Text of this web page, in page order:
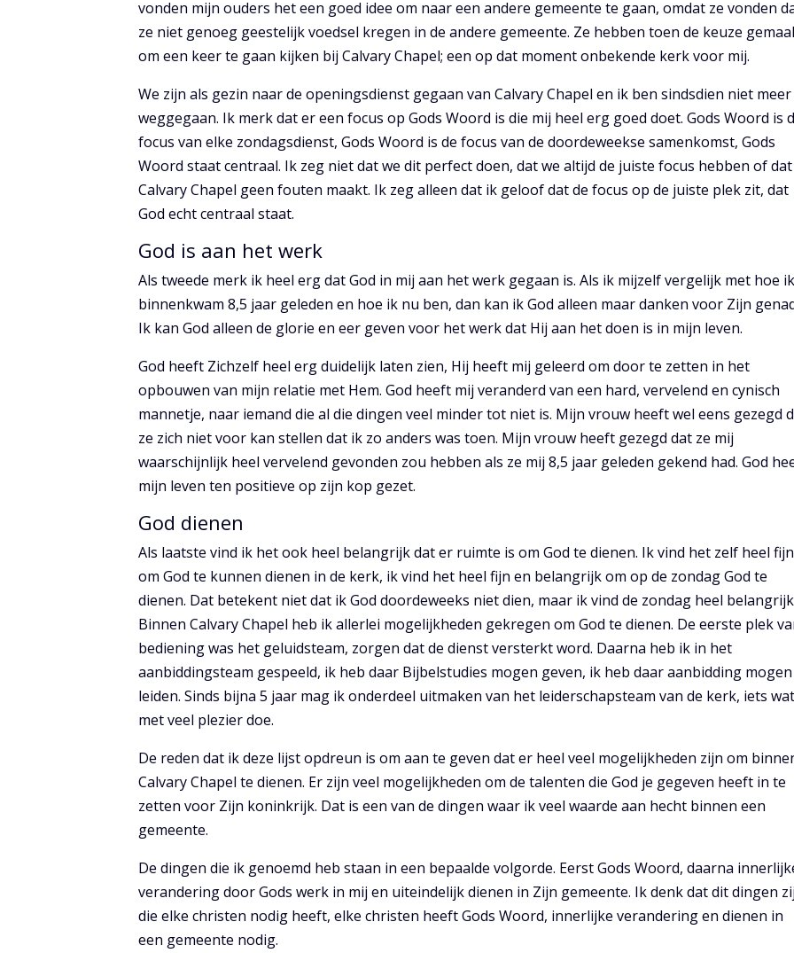
vonden mijn ouders het een goed idee om naar een andere gemeente te gaan, omdat ze vonden
ze niet genoeg geestelijk voedsel kregen in de andere gemeente. Ze hebben toen de keuze
om een keer te gaan kijken bij Calvary Chapel; een op dat moment onbekende kerk voor mij.
We zijn als gezin naar de openingsdienst gegaan van Calvary Chapel en ik ben sindsdien niet meer
weggegaan. Ik merk dat er een focus op Gods Woord is die mij heel erg goed doet. Gods Woord is
focus van elke zondagsdienst, Gods Woord is de focus van de doordeweekse samenkomst, Gods
Woord staat centraal. Ik zeg niet dat we dit perfect doen, dat we altijd de juiste focus hebben of dat
Calvary Chapel geen fouten maakt. Ik zeg alleen dat ik geloof dat de focus op de juiste plek zit, dat
God echt centraal staat.
God is aan het werk
Als tweede merk ik heel erg dat God in mij aan het werk gegaan is. Als ik mijzelf vergelijk met hoe ik
binnenkwam 8,5 jaar geleden en hoe ik nu ben, dan kan ik God alleen maar danken voor Zijn
Ik kan God alleen de glorie en eer geven voor het werk dat Hij aan het doen is in mijn leven.
God heeft Zichzelf heel erg duidelijk laten zien, Hij heeft mij geleerd om door te zetten in het
opbouwen van mijn relatie met Hem. God heeft mij veranderd van een hard, vervelend en cynisch
mannetje, naar iemand die al die dingen veel minder tot niet is. Mijn vrouw heeft wel eens gezegd
ze zich niet voor kan stellen dat ik zo anders was toen. Mijn vrouw heeft gezegd dat ze mij
waarschijnlijk heel vervelend gevonden zou hebben als ze mij 8,5 jaar geleden gekend had. God
mijn leven ten positieve op zijn kop gezet.
God dienen
Als laatste vind ik het ook heel belangrijk dat er ruimte is om God te dienen. Ik vind het zelf heel fijn
om God te kunnen dienen in de kerk, ik vind het heel fijn en belangrijk om op de zondag God te
dienen. Dat betekent niet dat ik God doordeweeks niet dien, maar ik vind de zondag heel
Binnen Calvary Chapel heb ik allerlei mogelijkheden gekregen om God te dienen. De eerste plek
bediening was het geluidsteam, zorgen dat de dienst versterkt word. Daarna heb ik in het
aanbiddingsteam gespeeld, ik heb daar Bijbelstudies mogen geven, ik heb daar aanbidding mogen
leiden. Sinds bijna 5 jaar mag ik onderdeel uitmaken van het leiderschapsteam van de kerk, iets
met veel plezier doe.
De reden dat ik deze lijst opdreun is om aan te geven dat er heel veel mogelijkheden zijn om
Calvary Chapel te dienen. Er zijn veel mogelijkheden om de talenten die God je gegeven heeft in te
zetten voor Zijn koninkrijk. Dat is een van de dingen waar ik veel waarde aan hecht binnen een
gemeente.
De dingen die ik genoemd heb staan in een bepaalde volgorde. Eerst Gods Woord, daarna
verandering door Gods werk in mij en uiteindelijk dienen in Zijn gemeente. Ik denk dat dit dingen
die elke christen nodig heeft, elke christen heeft Gods Woord, innerlijke verandering en dienen in
een gemeente nodig.